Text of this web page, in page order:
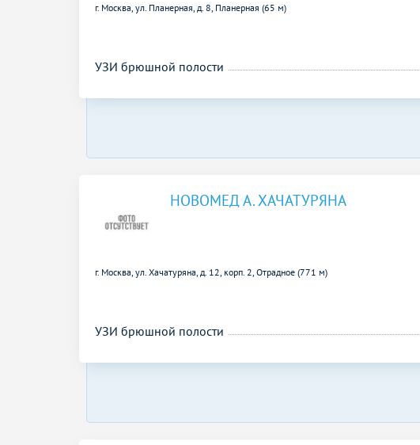
г. Москва, ул. Планерная, д. 8, Планерная (65 м)
УЗИ брюшной полости
НОВОМЕД А. ХАЧАТУРЯНА
г. Москва, ул. Хачатуряна, д. 12, корп. 2, Отрадное (771 м)
УЗИ брюшной полости